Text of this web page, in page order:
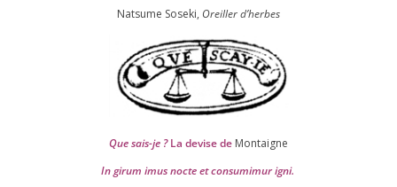
Natsume Soseki, Oreiller d’herbes
Que sais-je ?La devise de Montaigne
In girum imus nocte et consu­mi­mur igni.